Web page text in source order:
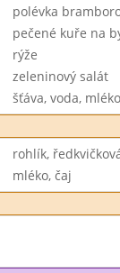
polévka
pečené kuře na
rýže
zeleninový salát
šťáva, voda, mléko
rohlík,
mléko, čaj